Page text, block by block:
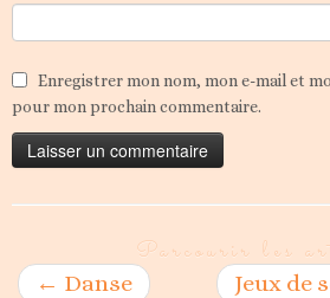
Enregistrer mon nom, mon e-mail et
pour mon prochain commentaire.
Parcourir les
← Danse Jeux de